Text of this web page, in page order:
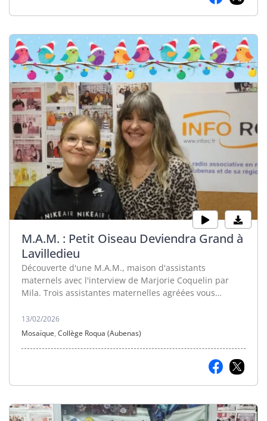
M.A.M. : Petit Oiseau Deviendra Grand à
Lavilledieu
Découverte d'une M.A.M., maison d'assistants
maternels avec l'interview de Marjorie Coquelin par
Mila. Trois assistantes maternelles agréées vous
votre enfant. Accueil, en semi-collectivité, qui permet à
chacun d'évoluer avec des enfants de la même tranche
13/02/2026
Mosaïque, Collège Roqua (Aubenas)